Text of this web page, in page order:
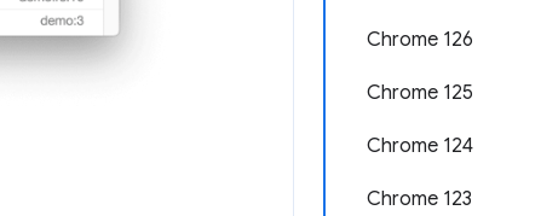
Chrome 126
Chrome 125
Chrome 124
Chrome 123